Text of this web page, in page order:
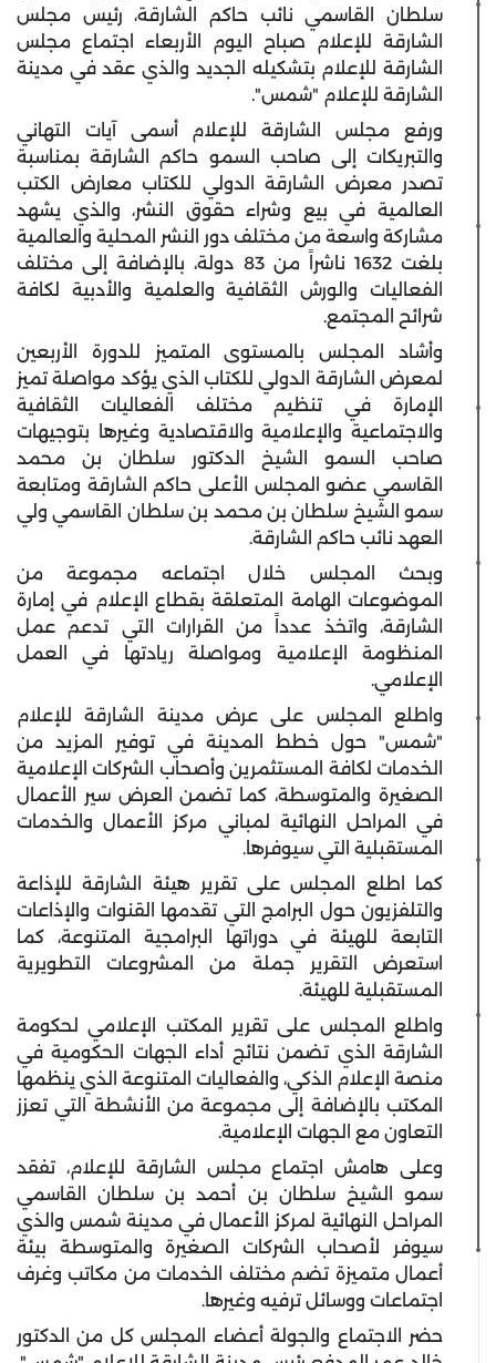
سلطان القاسمي نائب حاكم الشارقة، رئيس مجلس
الشارقة للإعلام صباح اليوم الأربعاء اجتماع مجلس
الشارقة للإعلام بتشكيله الجديد والذي عقد في مدينة
الشارقة للإعلام "شمس".
ورفع مجلس الشارقة للإعلام أسمى آيات التهاني
والتبريكات إلى صاحب السمو حاكم الشارقة بمناسبة
تصدر معرض الشارقة الدولي للكتاب معارض الكتب
العالمية في بيع وشراء حقوق النشر، والذي يشهد
مشاركة واسعة من مختلف دور النشر المحلية والعالمية
بلغت 1632 ناشراً من 83 دولة، بالإضافة إلى مختلف
الفعاليات والورش الثقافية والعلمية والأدبية لكافة
شرائح المجتمع.
وأشاد المجلس بالمستوى المتميز للدورة الأربعين
لمعرض الشارقة الدولي للكتاب الذي يؤكد مواصلة تميز
الإمارة في تنظيم مختلف الفعاليات الثقافية
والاجتماعية والإعلامية والاقتصادية وغيرها بتوجيهات
صاحب السمو الشيخ الدكتور سلطان بن محمد
القاسمي عضو المجلس الأعلى حاكم الشارقة ومتابعة
سمو الشيخ سلطان بن محمد بن سلطان القاسمي ولي
العهد نائب حاكم الشارقة.
وبحث المجلس خلال اجتماعه مجموعة من
الموضوعات الهامة المتعلقة بقطاع الإعلام في إمارة
الشارقة، واتخذ عدداً من القرارات التي تدعم عمل
المنظومة الإعلامية ومواصلة ريادتها في العمل
الإعلامي.
واطلع المجلس على عرض مدينة الشارقة للإعلام
"شمس" حول خطط المدينة في توفير المزيد من
الخدمات لكافة المستثمرين وأصحاب الشركات الإعلامية
الصغيرة والمتوسطة، كما تضمن العرض سير الأعمال
في المراحل النهائية لمباني مركز الأعمال والخدمات
المستقبلية التي سيوفرها.
كما اطلع المجلس على تقرير هيئة الشارقة للإذاعة
والتلفزيون حول البرامج التي تقدمها القنوات والإذاعات
التابعة للهيئة في دوراتها البرامجية المتنوعة، كما
استعرض التقرير جملة من المشروعات التطويرية
المستقبلية للهيئة.
واطلع المجلس على تقرير المكتب الإعلامي لحكومة
الشارقة الذي تضمن نتائج أداء الجهات الحكومية في
منصة الإعلام الذكي، والفعاليات المتنوعة الذي ينظمها
المكتب بالإضافة إلى مجموعة من الأنشطة التي تعزز
التعاون مع الجهات الإعلامية.
وعلى هامش اجتماع مجلس الشارقة للإعلام، تفقد
سمو الشيخ سلطان بن أحمد بن سلطان القاسمي
المراحل النهائية لمركز الأعمال في مدينة شمس والذي
سيوفر لأصحاب الشركات الصغيرة والمتوسطة بيئة
أعمال متميزة تضم مختلف الخدمات من مكاتب وغرف
اجتماعات ووسائل ترفيه وغيرها.
حضر الاجتماع والجولة أعضاء المجلس كل من الدكتور